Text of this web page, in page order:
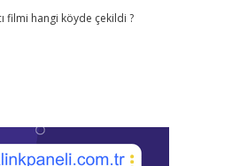
filmi hangi köyde çekildi ?